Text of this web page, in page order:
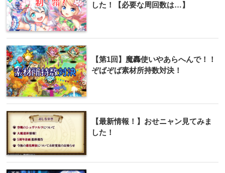
した！【必要な周回数は…】
【第1回】魔轟使いやあらへんで！！
ぞばぞば素材所持数対決！
【最新情報！】おせニャン見てみま
した！